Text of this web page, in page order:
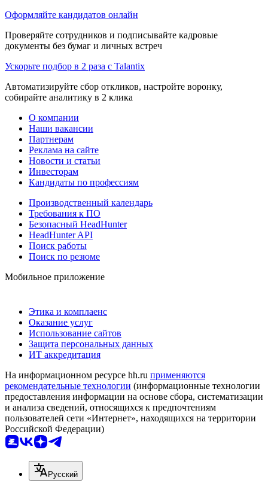
Оформляйте кандидатов онлайн
Проверяйте сотрудников и подписывайте кадровые
документы без бумаг и личных встреч
Ускорьте подбор в 2 раза с Talantix
Автоматизируйте сбор откликов, настройте воронку,
собирайте аналитику в 2 клика
О компании
Наши вакансии
Партнерам
Реклама на сайте
Новости и статьи
Инвесторам
Кандидаты по профессиям
Производственный календарь
Требования к ПО
Безопасный HeadHunter
HeadHunter API
Поиск работы
Поиск по резюме
Мобильное приложение
Этика и комплаенс
Оказание услуг
Использование сайтов
Защита персональных данных
ИТ аккредитация
На информационном ресурсе hh.ru применяются
рекомендательные технологии (информационные технологии
предоставления информации на основе сбора, систематизации
и анализа сведений, относящихся к предпочтениям
пользователей сети «Интернет», находящихся на территории
Российской Федерации)
Русский